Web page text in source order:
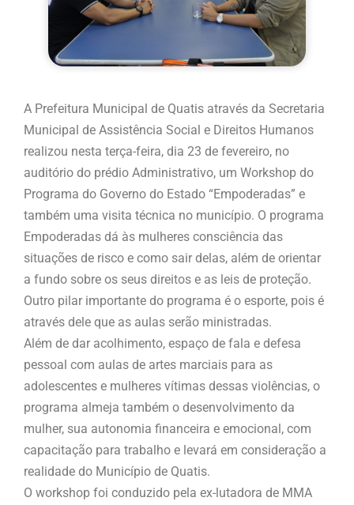
A Prefeitura Municipal de Quatis através da Secretaria
Municipal de Assistência Social e Direitos Humanos
realizou nesta terça-feira, dia 23 de fevereiro, no
auditório do prédio Administrativo, um Workshop do
Programa do Governo do Estado “Empoderadas” e
também uma visita técnica no município. O programa
Empoderadas dá às mulheres consciência das
situações de risco e como sair delas, além de orientar
a fundo sobre os seus direitos e as leis de proteção.
Outro pilar importante do programa é o esporte, pois é
através dele que as aulas serão ministradas.
Além de dar acolhimento, espaço de fala e defesa
pessoal com aulas de artes marciais para as
adolescentes e mulheres vítimas dessas violências, o
programa almeja também o desenvolvimento da
mulher, sua autonomia financeira e emocional, com
capacitação para trabalho e levará em consideração a
realidade do Município de Quatis.
O workshop foi conduzido pela ex-lutadora de MMA